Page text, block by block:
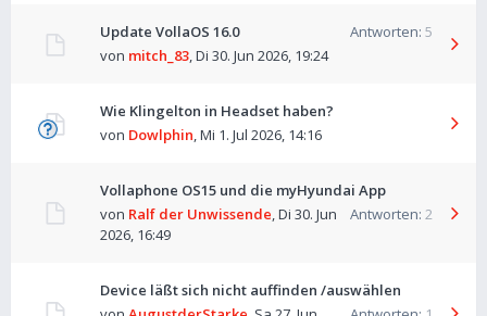
Update VollaOS 16.0 Antworten: 5
von mitch_83,Di 30. Jun 2026, 19:24
Wie Klingelton in Headset haben?
von Dowlphin,Mi 1. Jul 2026, 14:16
Vollaphone OS15 und die myHyundai App
Antworten: 2
von Ralf der Unwissende,Di 30. Jun
2026, 16:49
Device läßt sich nicht auffinden /auswählen